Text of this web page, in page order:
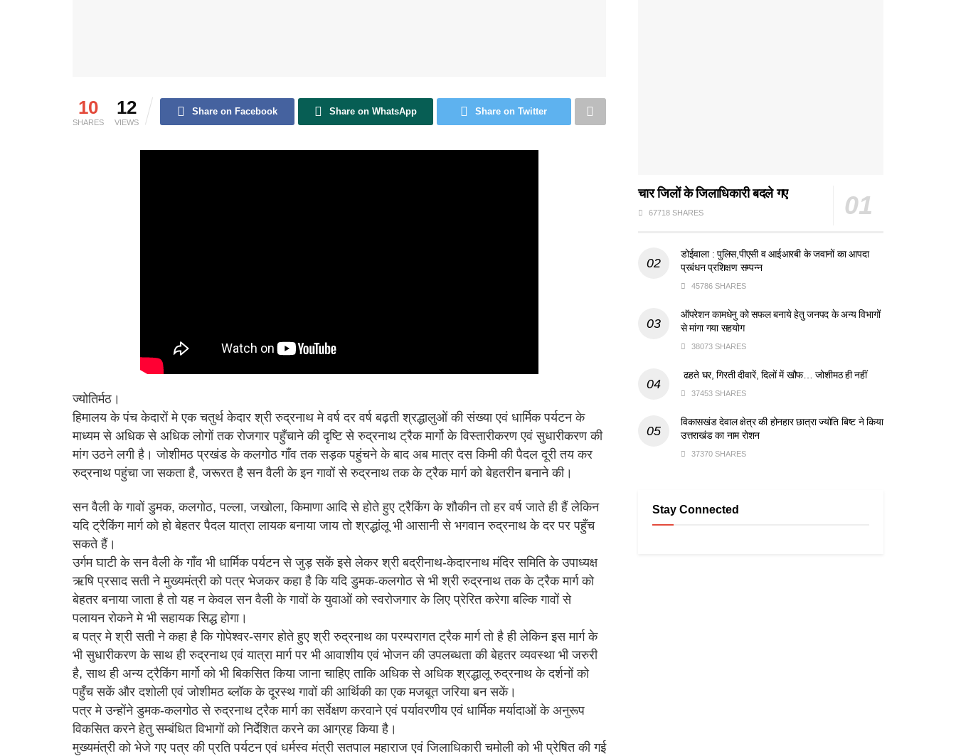
10
SHARES
12
VIEWS
Share on Facebook Share on WhatsApp Share on Twitter
ज्योतिर्मठ।
हिमालय के पंच केदारों मे एक चतुर्थ केदार श्री रुद्रनाथ मे वर्ष दर वर्ष बढ़ती श्रद्धालुओं की संख्या एवं धार्मिक पर्यटन के
माध्यम से अधिक से अधिक लोगों तक रोजगार पहुँचाने की दृष्टि से रुद्रनाथ ट्रैक मार्गो के विस्तारीकरण एवं सुधारीकरण की
मांग उठने लगी है। जोशीमठ प्रखंड के कलगोठ गाँव तक सड़क पहुंचने के बाद अब मात्र दस किमी की पैदल दूरी तय कर
रुद्रनाथ पहुंचा जा सकता है, जरूरत है सन वैली के इन गावों से रुद्रनाथ तक के ट्रैक मार्ग को बेहतरीन बनाने की।
सन वैली के गावों डुमक, कलगोठ, पल्ला, जखोला, किमाणा आदि से होते हुए ट्रैकिंग के शौकीन तो हर वर्ष जाते ही हैं लेकिन
यदि ट्रैकिंग मार्ग को हो बेहतर पैदल यात्रा लायक बनाया जाय तो श्रद्धांलू भी आसानी से भगवान रुद्रनाथ के दर पर पहुँच
सकते हैं।
उर्गम घाटी के सन वैली के गाँव भी धार्मिक पर्यटन से जुड़ सकें इसे लेकर श्री बद्रीनाथ-केदारनाथ मंदिर समिति के उपाध्यक्ष
ऋषि प्रसाद सती ने मुख्यमंत्री को पत्र भेजकर कहा है कि यदि डुमक-कलगोठ से भी श्री रुद्रनाथ तक के ट्रैक मार्ग को
बेहतर बनाया जाता है तो यह न केवल सन वैली के गावों के युवाओं को स्वरोजगार के लिए प्रेरित करेगा बल्कि गावों से
पलायन रोकने मे भी सहायक सिद्ध होगा।
ब पत्र मे श्री सती ने कहा है कि गोपेश्वर-सगर होते हुए श्री रुद्रनाथ का परम्परागत ट्रैक मार्ग तो है ही लेकिन इस मार्ग के
भी सुधारीकरण के साथ ही रुद्रनाथ एवं यात्रा मार्ग पर भी आवाशीय एवं भोजन की उपलब्धता की बेहतर व्यवस्था भी जरुरी
है, साथ ही अन्य ट्रैकिंग मार्गो को भी बिकसित किया जाना चाहिए ताकि अधिक से अधिक श्रद्धालू रुद्रनाथ के दर्शनों को
पहुँच सकें और दशोली एवं जोशीमठ ब्लॉक के दूरस्थ गावों की आर्थिकी का एक मजबूत जरिया बन सकें।
पत्र मे उन्होंने डुमक-कलगोठ से रुद्रनाथ ट्रैक मार्ग का सर्वेक्षण करवाने एवं पर्यावरणीय एवं धार्मिक मर्यादाओं के अनुरूप
विकसित करने हेतु सम्बंधित विभागों को निर्देशित करने का आग्रह किया है।
मुख्यमंत्री को भेजे गए पत्र की प्रति पर्यटन एवं धर्मस्व मंत्री सतपाल महाराज एवं जिलाधिकारी चमोली को भी प्रेषित की गई
चार जिलों के जिलाधिकारी बदले गए
67718 SHARES
डोईवाला : पुलिस,पीएसी व आईआरबी के जवानों का आपदा
प्रबंधन प्रशिक्षण सम्पन्न
45786 SHARES
ऑपरेशन कामधेनु को सफल बनाये हेतु जनपद के अन्य विभागों
से मांगा गया सहयोग
38073 SHARES
ढहते घर, गिरती दीवारें, दिलों में खौफ… जोशीमठ ही नहीं
37453 SHARES
विकासखंड देवाल क्षेत्र की होनहार छात्रा ज्योति बिष्ट ने किया
उत्तराखंड का नाम रोशन
37370 SHARES
Stay Connected